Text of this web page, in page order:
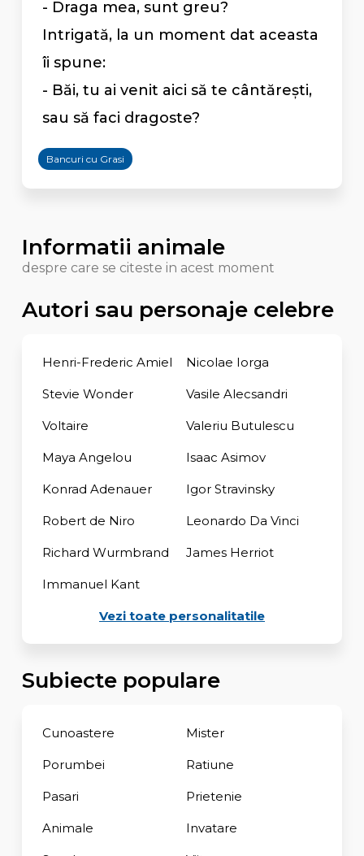
- Draga mea, sunt greu?
Intrigată, la un moment dat aceasta
îi spune:
- Băi, tu ai venit aici să te cântărești,
sau să faci dragoste?
Bancuri cu Grasi
Informatii animale
despre care se citeste in acest moment
Autori sau personaje celebre
Henri-Frederic Amiel Nicolae Iorga
Stevie Wonder Vasile Alecsandri
Voltaire Valeriu Butulescu
Maya Angelou Isaac Asimov
Konrad Adenauer Igor Stravinsky
Robert de Niro Leonardo Da Vinci
Richard Wurmbrand James Herriot
Immanuel Kant
Vezi toate personalitatile
Subiecte populare
Cunoastere Mister
Porumbei Ratiune
Pasari Prietenie
Animale Invatare